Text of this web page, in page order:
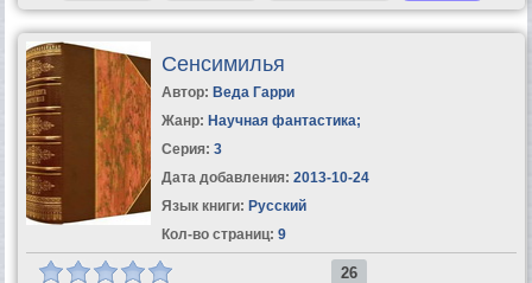
Сенсимилья
Автор: Веда Гарри
Жанр: Научная фантастика;
Серия: 3
Дата добавления: 2013-10-24
Язык книги: Русский
Кол-во страниц: 9
26